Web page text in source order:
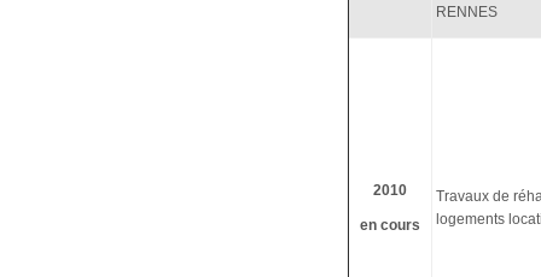
RENNES
2010
en cours
Travaux de
logements